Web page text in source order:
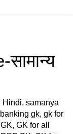
Hindi, samanya
gk, gk for
GK for all